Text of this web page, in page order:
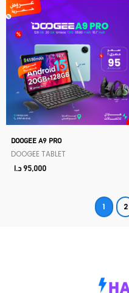
DOOGEE A9 PRO
DOOGEE TABLET
95,000د.ا
1 2